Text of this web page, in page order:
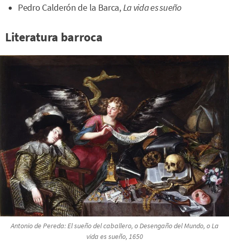
Pedro Calderón de la Barca,La vida es sueño
Literatura barroca
Antonio de Pereda:El sueño del caballero, oDesengaño del Mundo, oLa
vida es sueño, 1650